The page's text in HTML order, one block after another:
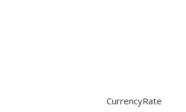
CurrencyRate